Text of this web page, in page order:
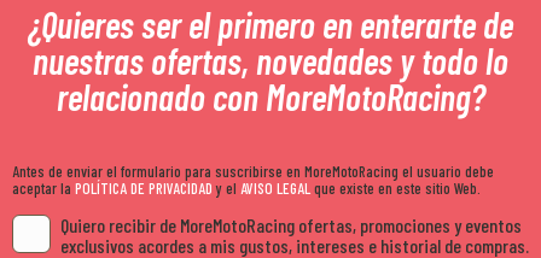
¿Quieres ser el primero en enterarte de
nuestras ofertas, novedades y todo lo
relacionado con MoreMotoRacing?
Antes de enviar el formulario para suscribirse en MoreMotoRacing el usuario debe
aceptar la POLÍTICA DE PRIVACIDADy el AVISO LEGALque existe en este sitio Web.
Quiero recibir de MoreMotoRacing ofertas, promociones y eventos
exclusivos acordes a mis gustos, intereses e historial de compras.